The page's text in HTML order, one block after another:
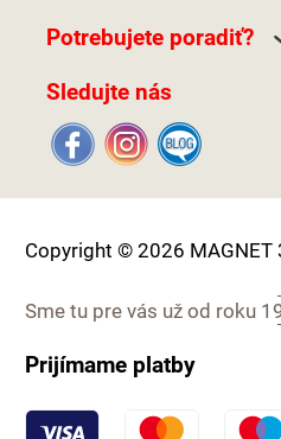
Potrebujete poradiť?
Sledujte nás
Copyright © 2026 MAGNET
Sme tu pre vás už od roku
Prijímame platby